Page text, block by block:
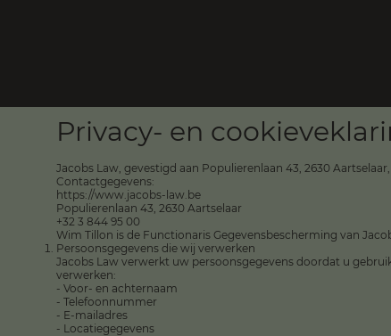
Privacy- en
Jacobs Law, gevestigd aan Populierenlaan 43, 2630
Contactgegevens:
https://www.jacobs-law.be
Populierenlaan 43, 2630 Aartselaar
+32 3 844 95 00
Wim Tillon is de Functionaris Gegevensbescherming van
Persoonsgegevens die wij verwerken
Jacobs Law verwerkt uw persoonsgegevens doordat u
verwerken:
- Voor- en achternaam
- Telefoonnummer
- E-mailadres
- Locatiegegevens